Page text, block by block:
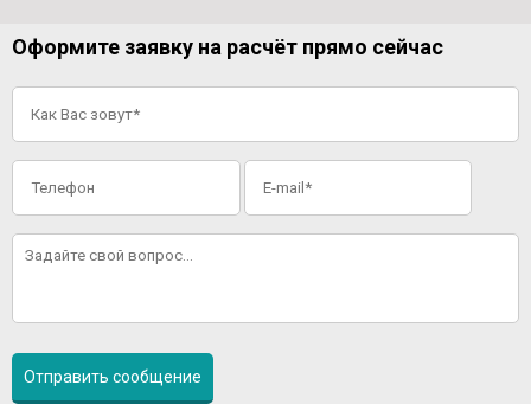
Оформите заявку на расчёт прямо сейчас